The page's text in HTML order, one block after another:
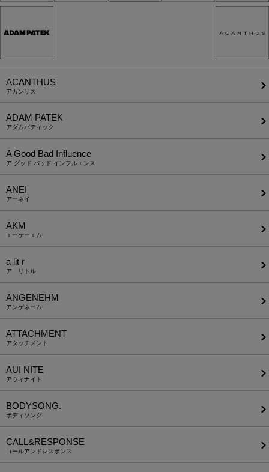
ACANTHUS
アカンサス
ADAM PATEK
アダムパティック
A Good Bad Influence
ア グッド バッド インフルエンス
ANEI
アーネイ
AKM
エーケーエム
a lit r
ア リトル
ANGENEHM
アンゲネーム
ATTACHMENT
アタッチメント
AUI NITE
アウィナイト
BODYSONG.
ボディソング
CALL&RESPONSE
コールアンドレスポンス